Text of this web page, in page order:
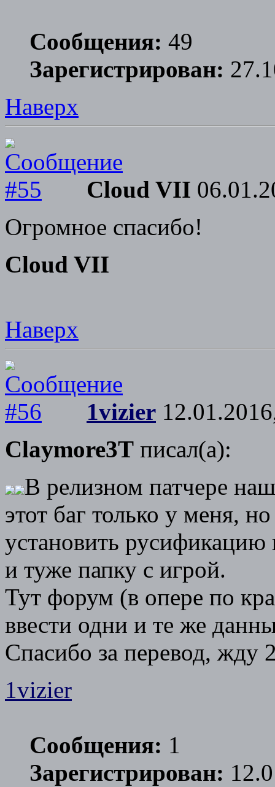
Сообщения: 49
Зарегистрирован:
Наверх
Cloud VII
Огромное спасибо!
Cloud VII
Наверх
1vizier
Claymore3T писал(а):
В релизном патчере
этот баг только у меня,
установить русификацию
и туже папку с игрой.
Тут форум (в опере по
ввести одни и те же
Спасибо за перевод, жду
1vizier
Сообщения: 1
Зарегистрирован: